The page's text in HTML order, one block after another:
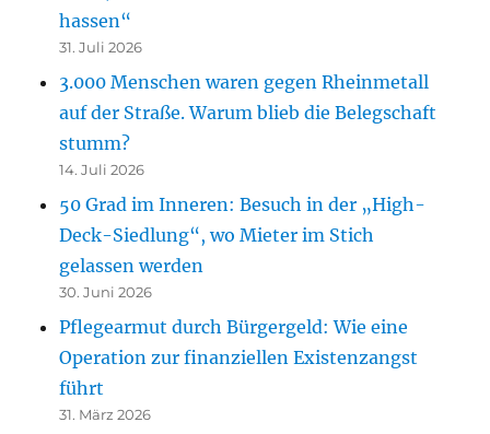
hassen“
31. Juli 2026
3.000 Menschen waren gegen Rheinmetall
auf der Straße. Warum blieb die Belegschaft
stumm?
14. Juli 2026
50 Grad im Inneren: Besuch in der „High-
Deck-Siedlung“, wo Mieter im Stich
gelassen werden
30. Juni 2026
Pflegearmut durch Bürgergeld: Wie eine
Operation zur finanziellen Existenzangst
führt
31. März 2026